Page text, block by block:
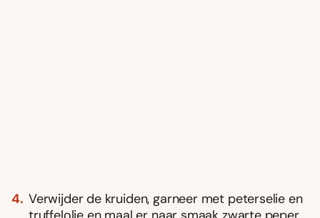
Verwijder de kruiden, garneer met peterselie en